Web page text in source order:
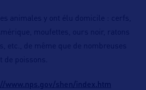
animales y ont élu domicile : cerfs,
moufettes, ours noir, ratons
etc., de même que de nombreuses
de poissons.
www.nps.gov/shen/index.htm